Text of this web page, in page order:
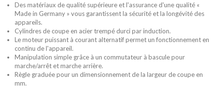
Des matériaux de qualité supérieure et l'assurance d'une qualité «
Made in Germany » vous garantissent la sécurité et la longévité des
appareils.
Cylindres de coupe en acier trempé durci par induction.
Le moteur puissant à courant alternatif permet un fonctionnement en
continu de l'appareil.
Manipulation simple grâce à un commutateur à bascule pour
marche/arrêt et marche arrière.
Règle graduée pour un dimensionnement de la largeur de coupe en
mm.